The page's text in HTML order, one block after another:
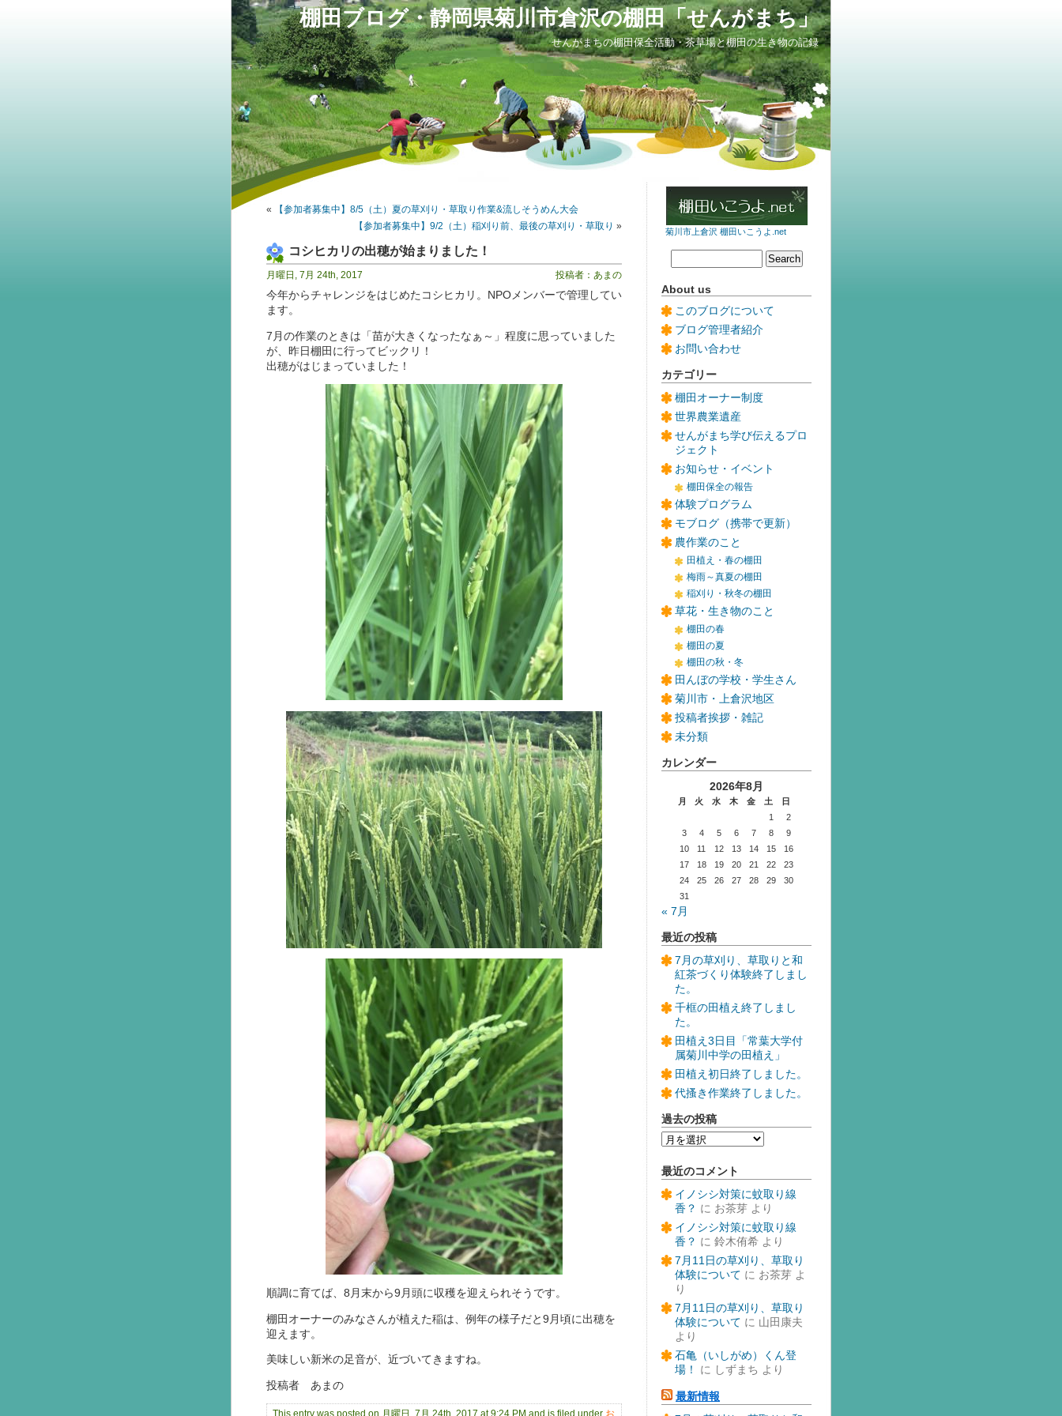
棚田ブログ・静岡県菊川市倉沢の棚田「せんがまち」
せんがまちの棚田保全活動・茶草場と棚田の生き物の記録
«
【参加者募集中】8/5（土）夏の草刈り・草取り作業&流しそうめん大会
【参加者募集中】9/2（土）稲刈り前、最後の草刈り・草取り »
コシヒカリの出穂が始まりました！
月曜日, 7月 24th, 2017 投稿者：あまの
今年からチャレンジをはじめたコシヒカリ。NPOメンバーで管理してい
ます。
7月の作業のときは「苗が大きくなったなぁ～」程度に思っていました
が、昨日棚田に行ってビックリ！
出穂がはじまっていました！
順調に育てば、8月末から9月頭に収穫を迎えられそうです。
棚田オーナーのみなさんが植えた稲は、例年の様子だと9月頃に出穂を
迎えます。
美味しい新米の足音が、近づいてきますね。
投稿者 あまの
This entry was posted on 月曜日, 7月 24th, 2017 at 9:24 PM and is filed under お
菊川市上倉沢 棚田いこうよ.net
About us
このブログについて
ブログ管理者紹介
お問い合わせ
カテゴリー
棚田オーナー制度
世界農業遺産
せんがまち学び伝えるプロ
ジェクト
お知らせ・イベント
棚田保全の報告
体験プログラム
モブログ（携帯で更新）
農作業のこと
田植え・春の棚田
梅雨～真夏の棚田
稲刈り・秋冬の棚田
草花・生き物のこと
棚田の春
棚田の夏
棚田の秋・冬
田んぼの学校・学生さん
菊川市・上倉沢地区
投稿者挨拶・雑記
未分類
カレンダー
2026年8月
月 火 水 木 金 土
日
1
2
3
4 5 6 7 8
9
10
11 12 13 14 15
16
17
18 19 20 21 22
23
24
25 26 27 28 29
30
31
« 7月
最近の投稿
7月の草刈り、草取りと和
紅茶づくり体験終了しまし
た。
千框の田植え終了しまし
た。
田植え3日目「常葉大学付
属菊川中学の田植え」
田植え初日終了しました。
代搔き作業終了しました。
過去の投稿
過
去
投
稿
最近のコメント
イノシシ対策に蚊取り線
香？ に お茶芽 より
イノシシ対策に蚊取り線
香？ に 鈴木侑希 より
7月11日の草刈り、草取り
体験について に お茶芽 よ
り
7月11日の草刈り、草取り
体験について に 山田康夫
より
石亀（いしがめ）くん登
場！
に しずまち より
最新情報